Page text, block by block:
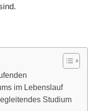
im Lebenslauf
Studium